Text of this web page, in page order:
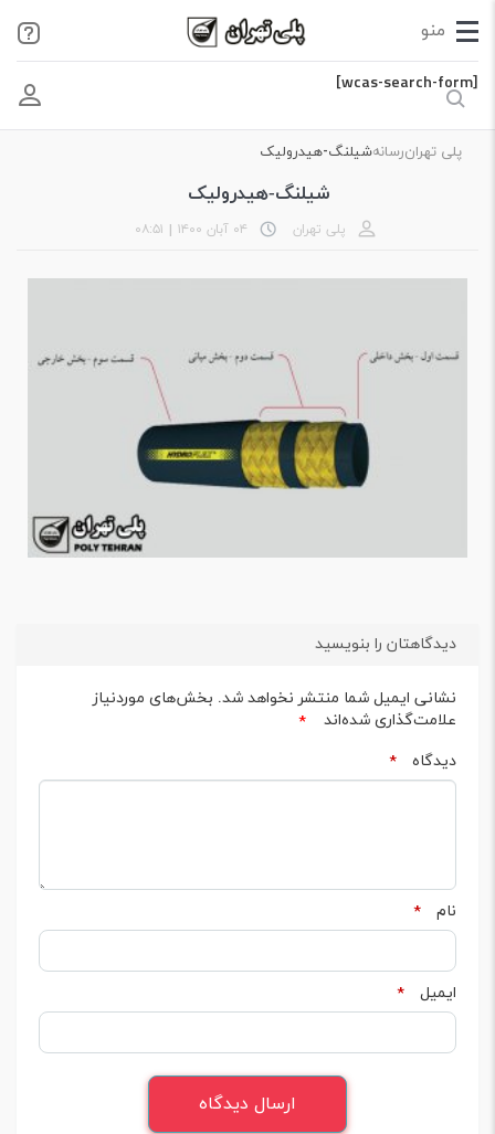
[wcas-search-form]
پلی تهرانرسانهشیلنگ-هیدرولیک
شیلنگ-هیدرولیک
پلی تهران ۰۴ آبان ۱۴۰۰ | ۰۸:۵۱
دیدگاهتان را بنویسید
نشانی ایمیل شما منتشر نخواهد شد. بخش‌های موردنیاز
علامت‌گذاری شده‌اند
*
دیدگاه
*
نام *
ایمیل *